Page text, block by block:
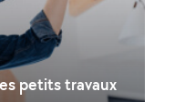
petits travaux